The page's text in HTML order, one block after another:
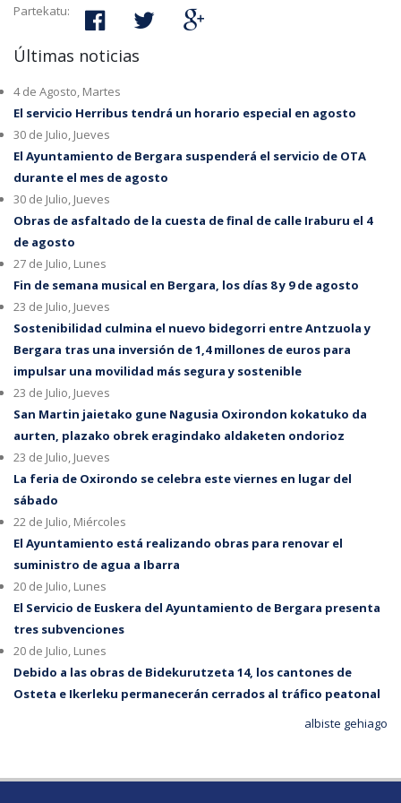
Partekatu:
Últimas noticias
4 de Agosto, Martes
El servicio Herribus tendrá un horario especial en agosto
30 de Julio, Jueves
El Ayuntamiento de Bergara suspenderá el servicio de OTA
durante el mes de agosto
30 de Julio, Jueves
Obras de asfaltado de la cuesta de final de calle Iraburu el 4
de agosto
27 de Julio, Lunes
Fin de semana musical en Bergara, los días 8 y 9 de agosto
23 de Julio, Jueves
Sostenibilidad culmina el nuevo bidegorri entre Antzuola y
Bergara tras una inversión de 1,4 millones de euros para
impulsar una movilidad más segura y sostenible
23 de Julio, Jueves
San Martin jaietako gune Nagusia Oxirondon kokatuko da
aurten, plazako obrek eragindako aldaketen ondorioz
23 de Julio, Jueves
La feria de Oxirondo se celebra este viernes en lugar del
sábado
22 de Julio, Miércoles
El Ayuntamiento está realizando obras para renovar el
suministro de agua a Ibarra
20 de Julio, Lunes
El Servicio de Euskera del Ayuntamiento de Bergara presenta
tres subvenciones
20 de Julio, Lunes
Debido a las obras de Bidekurutzeta 14, los cantones de
Osteta e Ikerleku permanecerán cerrados al tráfico peatonal
albiste gehiago